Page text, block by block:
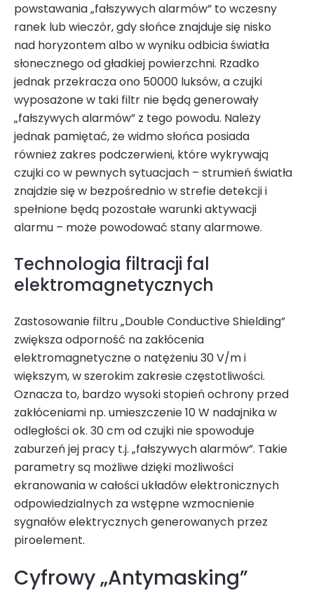
powstawania „fałszywych alarmów” to wczesny
ranek lub wieczór, gdy słońce znajduje się nisko
nad horyzontem albo w wyniku odbicia światła
słonecznego od gładkiej powierzchni. Rzadko
jednak przekracza ono 50000 luksów, a czujki
wyposażone w taki filtr nie będą generowały
„fałszywych alarmów” z tego powodu. Należy
jednak pamiętać, że widmo słońca posiada
również zakres podczerwieni, które wykrywają
czujki co w pewnych sytuacjach – strumień światła
znajdzie się w bezpośrednio w strefie detekcji i
spełnione będą pozostałe warunki aktywacji
alarmu – może powodować stany alarmowe.
Technologia filtracji fal
elektromagnetycznych
Zastosowanie filtru „Double Conductive Shielding”
zwiększa odporność na zakłócenia
elektromagnetyczne o natężeniu 30 V/m i
większym, w szerokim zakresie częstotliwości.
Oznacza to, bardzo wysoki stopień ochrony przed
zakłóceniami np. umieszczenie 10 W nadajnika w
odległości ok. 30 cm od czujki nie spowoduje
zaburzeń jej pracy t.j. „fałszywych alarmów”. Takie
parametry są możliwe dzięki możliwości
ekranowania w całości układów elektronicznych
odpowiedzialnych za wstępne wzmocnienie
sygnałów elektrycznych generowanych przez
piroelement.
Cyfrowy „Antymasking”